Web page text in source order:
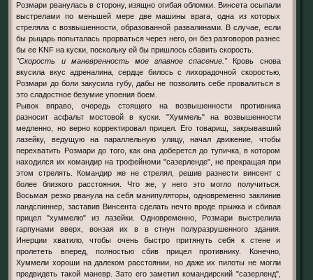
Розмари рванулась в сторону, изящно огибая обломки. Винсета осыпали
выстрелами по меньшей мере две машины врага, одна из которых
стреляла с возвышенности, образованной развалинами. В случае, если
бы рыцарь попыталась прорваться через него, он без разговоров разнес
бы ее KNF на куски, поскольку ей бы пришлось сбавить скорость.
"Скорость и маневренность мое главное спасение."Кровь снова
вкусила вкус адреналина, сердце билось с лихорадочной скоростью,
Розмари до боли закусила губу, дабы не позволить себе провалиться в
это сладостное безумие упоения боем.
Рывок вправо, очередь стоящего на возвышенности противника
разносит асфальт мостовой в куски. "Хуммель" на возвышенности
медленно, но верно корректировал прицел. Его товарищ, закрывавший
лазейку, ведущую на параллельную улицу, начал движение, чтобы
перехватить Розмари до того, как она доберется до тупичка, в котором
находился их командир на трофейноми "сазерленде", не прекращая при
этом стрелять. Командир же не стрелял, решив разнести винсент с
более близкого расстояния. Что же, у него это могло получиться.
Восьмая резко рванула на себя манипуляторы, одновременно заклинив
ландспиннер, заставив Винсента сделать нечто вроде прыжка и сбивая
прицел "хуммелю" из лазейки. Одновременно, Розмари выстрелила
гарпунами вверх, вонзая их в в стнун полуразрушенного здания.
Инерции хватило, чтобы очень быстро притянуть себя к стене и
пролететь вперед, полностью сбив прицел противнику. Конечно,
Хуммели хороши на далеком расстоянии, но даже их пилоты не могли
предвидеть такой маневр. Зато его заметил командирский "сазерленд",